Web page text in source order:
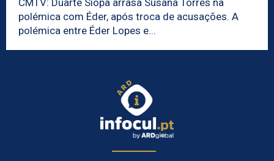
CMTV: Duarte Siopa arrasa Susana Torres na
polémica com Éder, após troca de acusações. A
polémica entre Éder Lopes e...